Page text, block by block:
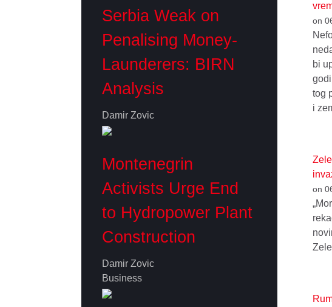
Serbia Weak on
Penalising Money-
Launderers: BIRN
Analysis
Damir Zovic
Montenegrin
Activists Urge End
to Hydropower Plant
Construction
Damir Zovic
Business
on
bi
tog
i
on